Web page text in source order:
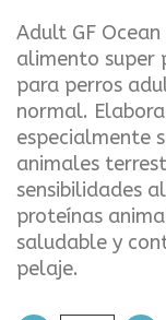
Adult GF Ocean
alimento super
para perros
normal.
especialmente
animales
sensibilidades
proteínas
saludable y
pelaje.